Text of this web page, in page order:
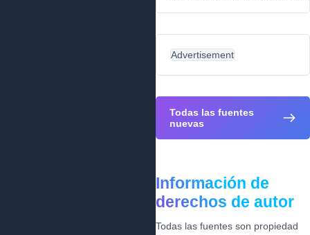
Advertisement
Todas las fuentes
nuevas
Información de
derechos de autor
Todas las fuentes son propiedad